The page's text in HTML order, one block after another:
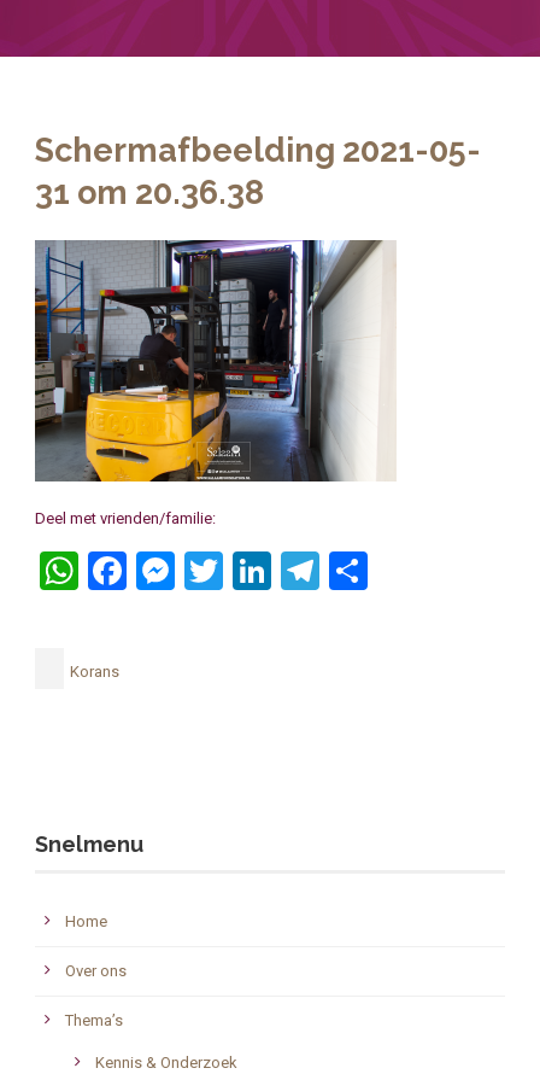
Schermafbeelding 2021-05-
31 om 20.36.38
Deel met vrienden/familie:
WhatsApp
Facebook
Messenger
Twitter
LinkedIn
Telegram
Korans
Snelmenu
Home
Over ons
Thema’s
Kennis & Onderzoek